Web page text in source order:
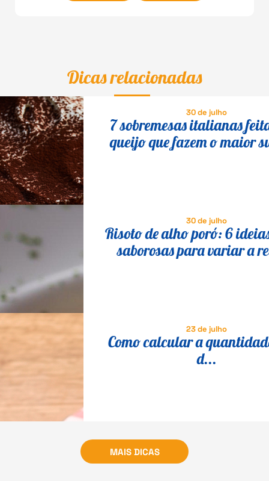
Dicas relacionadas
30 de julho
7 sobremesas italianas
queijo que fazem o maior
30 de julho
Risoto de alho poró: 6
saborosas para variar a
23 de julho
Como calcular a
d...
MAIS DICAS